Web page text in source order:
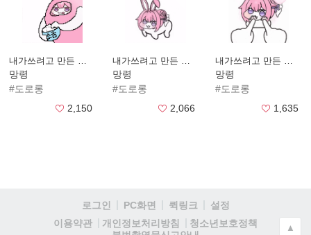
내가쓰려고 만든 도로롱4
망령
#도로롱
2,150
내가쓰려고 만든 도로롱3
망령
#도로롱
2,066
내가쓰려고 만든 도로롱6
망령
#도로롱
1,635
로그인 PC화면 퀵링크
설정
이용약관
개인정보처리방침
청소년보호정책
▲